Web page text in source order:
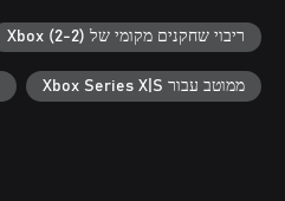
ריבוי שחקנים מקומי של Xbox (2-2)
ממוטב עבור Xbox Series X|S